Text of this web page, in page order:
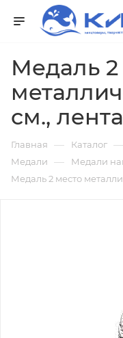
Медаль 2
см.,
Главная — Каталог —
Медали — Медали
Медаль 2 место